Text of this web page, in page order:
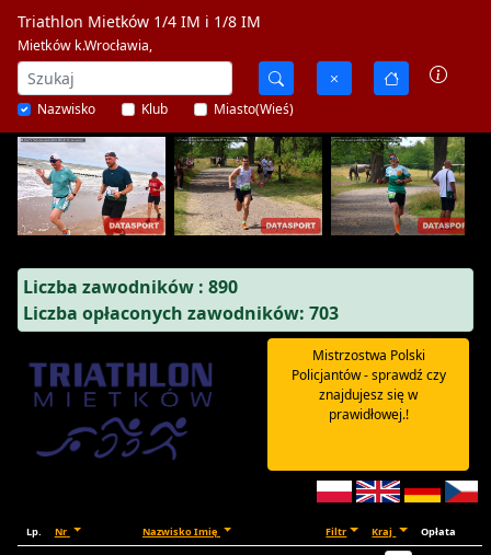
Triathlon Mietków 1/4 IM i 1/8 IM
Mietków k.Wrocławia,
Nazwisko Klub Miasto(Wieś)
Liczba zawodników : 890
Liczba opłaconych zawodników: 703
Mistrzostwa Polski
Policjantów - sprawdź czy
znajdujesz się w
prawidłowej.!
Lp. Nr Nazwisko Imię Filtr Kraj Opłata